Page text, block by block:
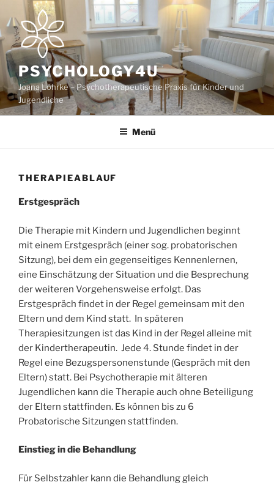
Inhalt
springen
PSYCHOLOGY4U
Joana Löhrke – Psychotherapeutische Praxis für Kinder und
Jugendliche
Menü
THERAPIEABLAUF
Erstgespräch
Die Therapie mit Kindern und Jugendlichen beginnt
mit einem Erstgespräch (einer sog. probatorischen
Sitzung), bei dem ein gegenseitiges Kennenlernen,
eine Einschätzung der Situation und die Besprechung
der weiteren Vorgehensweise erfolgt. Das
Erstgespräch findet in der Regel gemeinsam mit den
Eltern und dem Kind statt. In späteren
Therapiesitzungen ist das Kind in der Regel alleine mit
der Kindertherapeutin. Jede 4. Stunde findet in der
Regel eine Bezugspersonenstunde (Gespräch mit den
Eltern) statt. Bei Psychotherapie mit älteren
Jugendlichen kann die Therapie auch ohne Beteiligung
der Eltern stattfinden. Es können bis zu 6
Probatorische Sitzungen stattfinden.
Einstieg in die Behandlung
Für Selbstzahler kann die Behandlung gleich